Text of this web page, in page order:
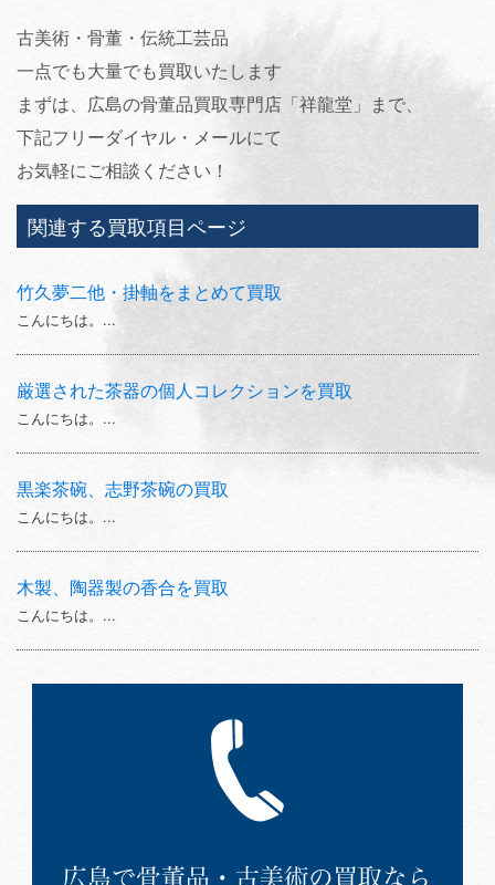
古美術・骨董・伝統工芸品
一点でも大量でも買取いたします
まずは、広島の骨董品買取専門店「祥龍堂」まで、
下記フリーダイヤル・メールにて
お気軽にご相談ください！
関連する買取項目ページ
竹久夢二他・掛軸をまとめて買取
こんにちは。...
厳選された茶器の個人コレクションを買取
こんにちは。...
黒楽茶碗、志野茶碗の買取
こんにちは。...
木製、陶器製の香合を買取
こんにちは。...